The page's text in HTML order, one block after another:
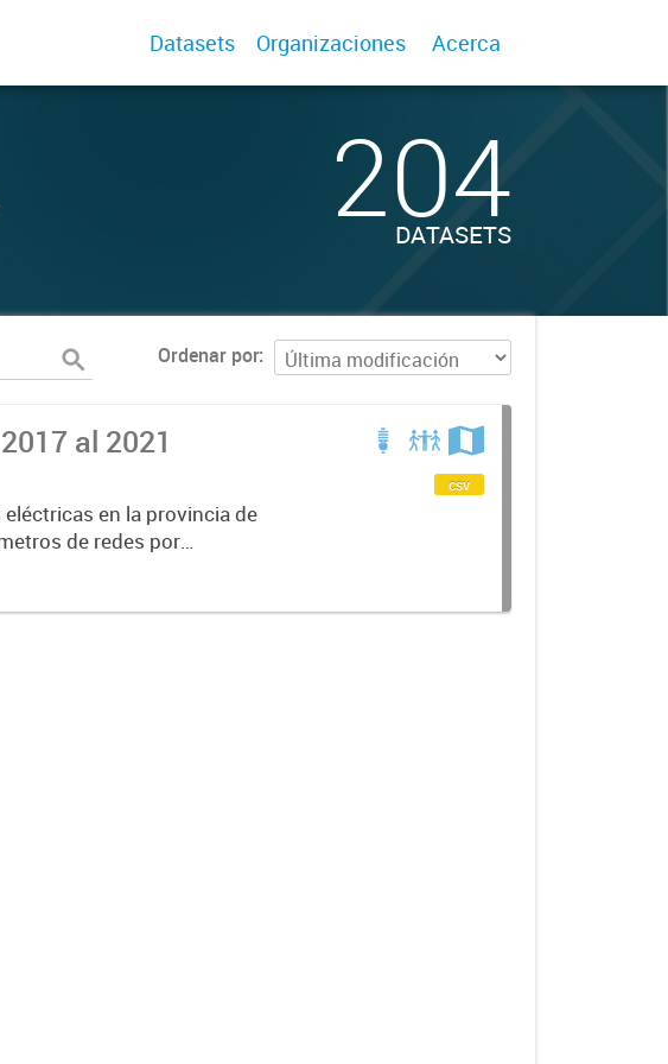
Datasets Organizaciones Acerca
204
DATASETS
Ordenar por
al 2021
en la provincia de
de redes por
csv